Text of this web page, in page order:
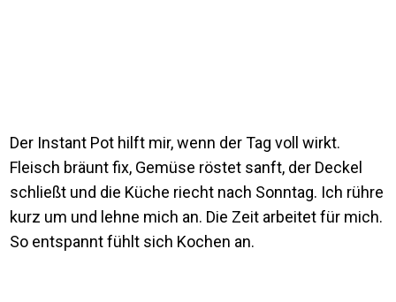
Der Instant Pot hilft mir, wenn der Tag voll wirkt.
Fleisch bräunt fix, Gemüse röstet sanft, der Deckel
schließt und die Küche riecht nach Sonntag. Ich rühre
kurz um und lehne mich an. Die Zeit arbeitet für mich.
So entspannt fühlt sich Kochen an.